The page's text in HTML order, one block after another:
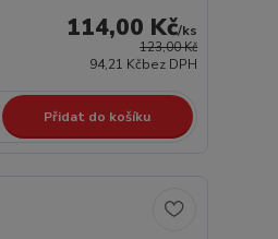
123,00 Kč
114,00 Kč/ks
94,21 Kčbez DPH
Přidat do košíku